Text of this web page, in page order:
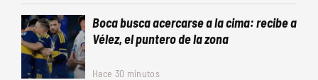
Boca busca acercarse a la cima: recibe a
Vélez, el puntero de la zona
Hace 30 minutos